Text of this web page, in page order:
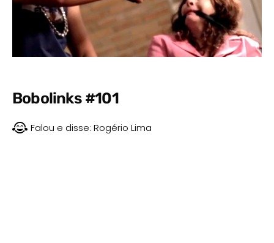
Bobolinks #101
Falou e disse: Rogério Lima